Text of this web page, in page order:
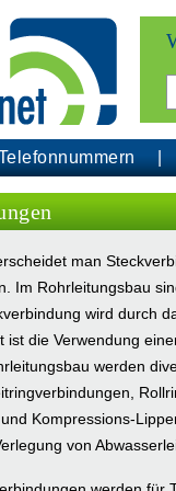
man
Im Rohrleitungsbau
wird durch
ist die Verwendung
werden
Kompressions-
von